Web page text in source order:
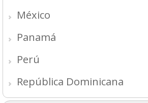
México
Panamá
Perú
República Dominicana